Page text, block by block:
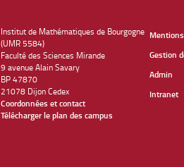
Institut de Mathématiques de Bourgogne
(UMR 5584)
Faculté des Sciences Mirande
9 avenue Alain Savary
BP 47870
21078 Dijon Cedex
Coordonnées et contact
Télécharger le plan des campus
Gestion
Admin
Intranet